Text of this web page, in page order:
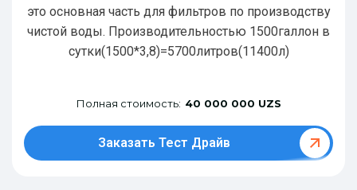
это основная часть для фильтров по производству
чистой воды. Производительностью 1500галлон в
сутки(1500*3,8)=5700литров(11400л)
Полная стоимость: 40 000 000 UZS
Заказать Тест Драйв